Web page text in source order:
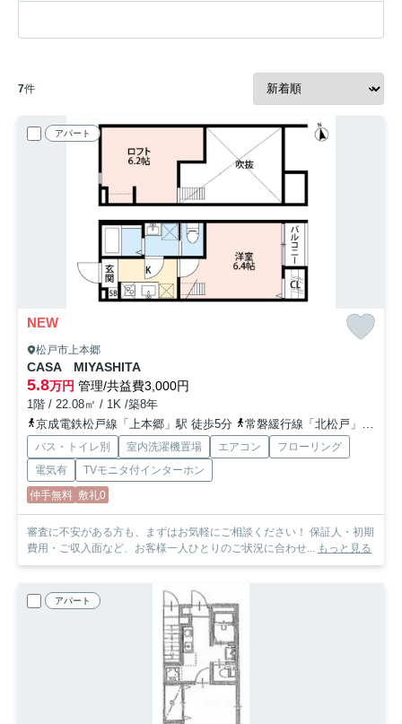
7件
アパート
NEW
松戸市上本郷
CASA MIYASHITA
5.8万円 管理/共益費3,000円
1階 / 22.08㎡ / 1K /築8年
京成電鉄松戸線「上本郷」駅 徒歩5分
常磐緩行線「北松戸」駅 徒歩20分
バス・トイレ別 室内洗濯機置場 エアコン
フローリング
電気有
TVモニタ付インターホン
仲手無料 敷礼0
審査に不安がある方も、まずはお気軽にご相談ください！ 保証人・初期
費用・ご収入面など、お客様一人ひとりのご状況に合わせ... もっと見る
アパート